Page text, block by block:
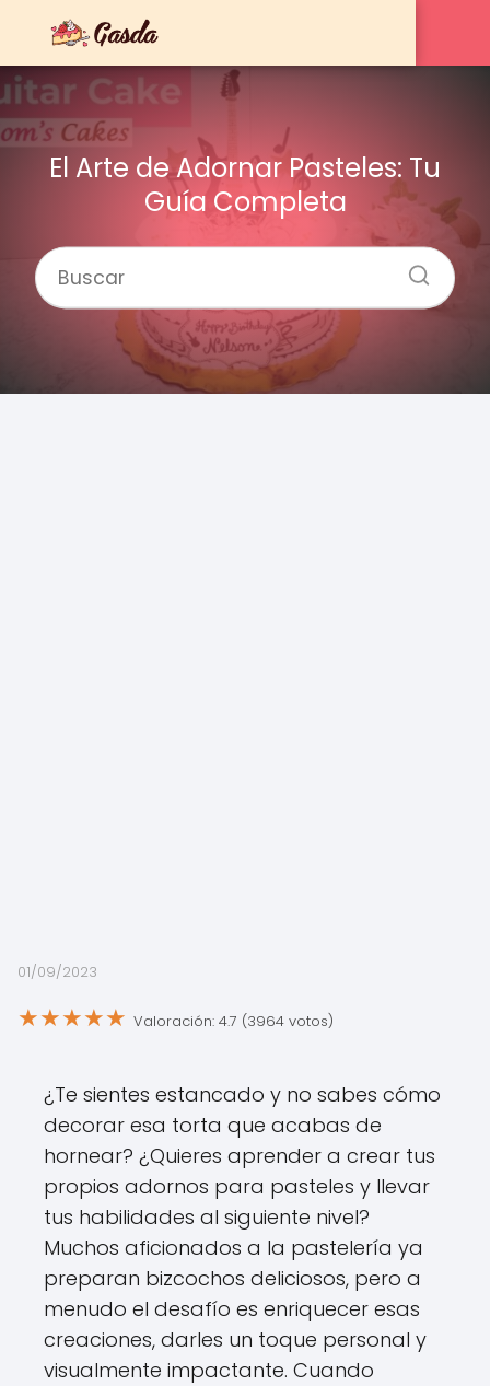
El Arte de Adornar Pasteles: Tu
Guía Completa
01/09/2023
★★★★★ Valoración: 4.7 (3964 votos)
¿Te sientes estancado y no sabes cómo
decorar esa torta que acabas de
hornear? ¿Quieres aprender a crear tus
propios adornos para pasteles y llevar
tus habilidades al siguiente nivel?
Muchos aficionados a la pastelería ya
preparan bizcochos deliciosos, pero a
menudo el desafío es enriquecer esas
creaciones, darles un toque personal y
visualmente impactante. Cuando